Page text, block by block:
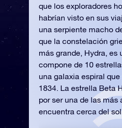
que los exploradores
habrían visto en sus
una serpiente macho
que la constelación
más grande, Hydra, es
compone de 10
una galaxia espiral
1834. La estrella Beta
por ser una de las más
encuentra cerca del